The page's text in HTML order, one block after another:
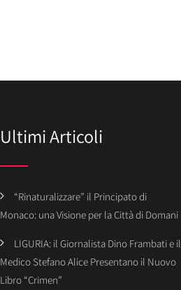
Ultimi Articoli
“Rinaturalizzare” il Principato di
Monaco: una Visione per la Città di Domani
LIGURIA: il Giornalista Dino Frambati e il
Medico Stefano Alice Presentano il Nuovo
Libro “Crimen”